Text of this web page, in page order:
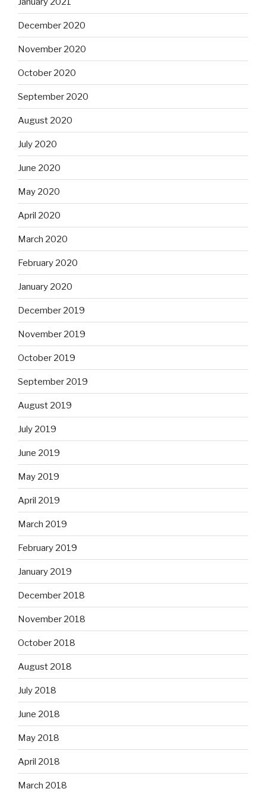
December 2020
November 2020
October 2020
September 2020
August 2020
July 2020
June 2020
May 2020
April 2020
March 2020
February 2020
January 2020
December 2019
November 2019
October 2019
September 2019
August 2019
July 2019
June 2019
May 2019
April 2019
March 2019
February 2019
January 2019
December 2018
November 2018
October 2018
August 2018
July 2018
June 2018
May 2018
April 2018
March 2018